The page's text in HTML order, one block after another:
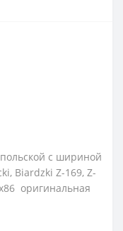
с шириной
Biardzki Z-169, Z-
оригинальная